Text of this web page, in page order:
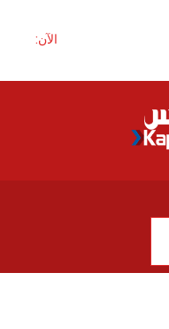
الآن: